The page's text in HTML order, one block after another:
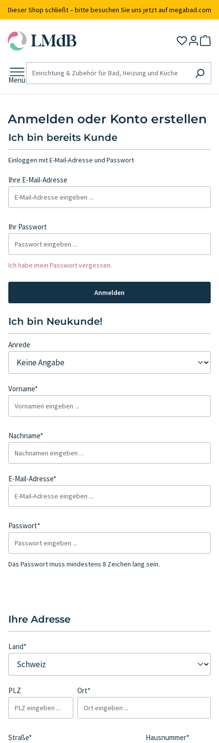
springen
Dieser Shop schließt – bitte besuchen Sie uns jetzt auf megabad.com
Menü
Anmelden oder Konto erstellen
Ich bin bereits Kunde
Einloggen mit E-Mail-Adresse und Passwort
Ihre E-Mail-Adresse
Ihr Passwort
Ich habe mein Passwort vergessen.
Anmelden
Ich bin Neukunde!
Persönliche Informationen
Anrede
Vorname*
Nachname*
E-Mail-Adresse*
Passwort*
Das Passwort muss mindestens 8 Zeichen lang sein.
Ihre Adresse
Land*
PLZ Ort*
Straße* Hausnummer*